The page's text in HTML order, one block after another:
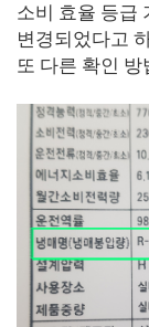
소비 효율 등급
변경되었다고
또 다른 확인